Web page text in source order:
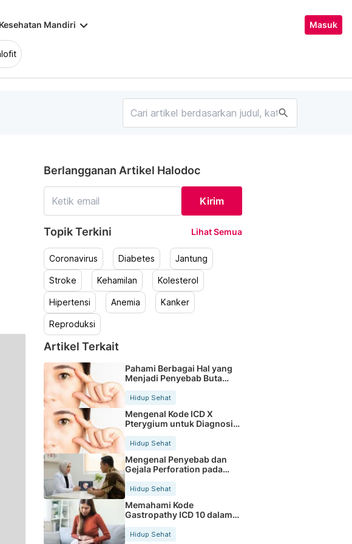
Mandiri keyboard_arrow_down Masuk
search
Berlangganan Artikel Halodoc
Kirim
Topik Terkini Lihat Semua
Coronavirus Diabetes Jantung
Stroke Kehamilan Kolesterol
Hipertensi Anemia Kanker
Reproduksi
Artikel Terkait
Pahami Berbagai Hal yang
Menjadi Penyebab Buta
Hidup Sehat
Mengenal Kode ICD X
Pterygium untuk Diagnosis
Hidup Sehat
Mengenal Penyebab dan
Gejala Perforation pada
Tubuh
Hidup Sehat
Memahami Kode
Gastropathy ICD 10 dalam
Rekam Medis Pasien
Hidup Sehat